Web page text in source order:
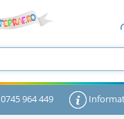
0745 964 449